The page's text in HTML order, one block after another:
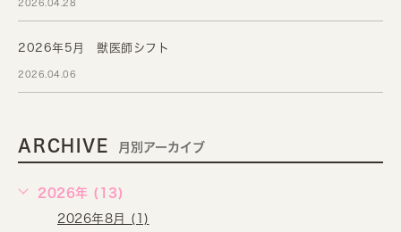
2026.04.28
2026年5月 獣医師シフト
2026.04.06
ARCHIVE 月別アーカイブ
2026年 (13)
2026年8月 (1)